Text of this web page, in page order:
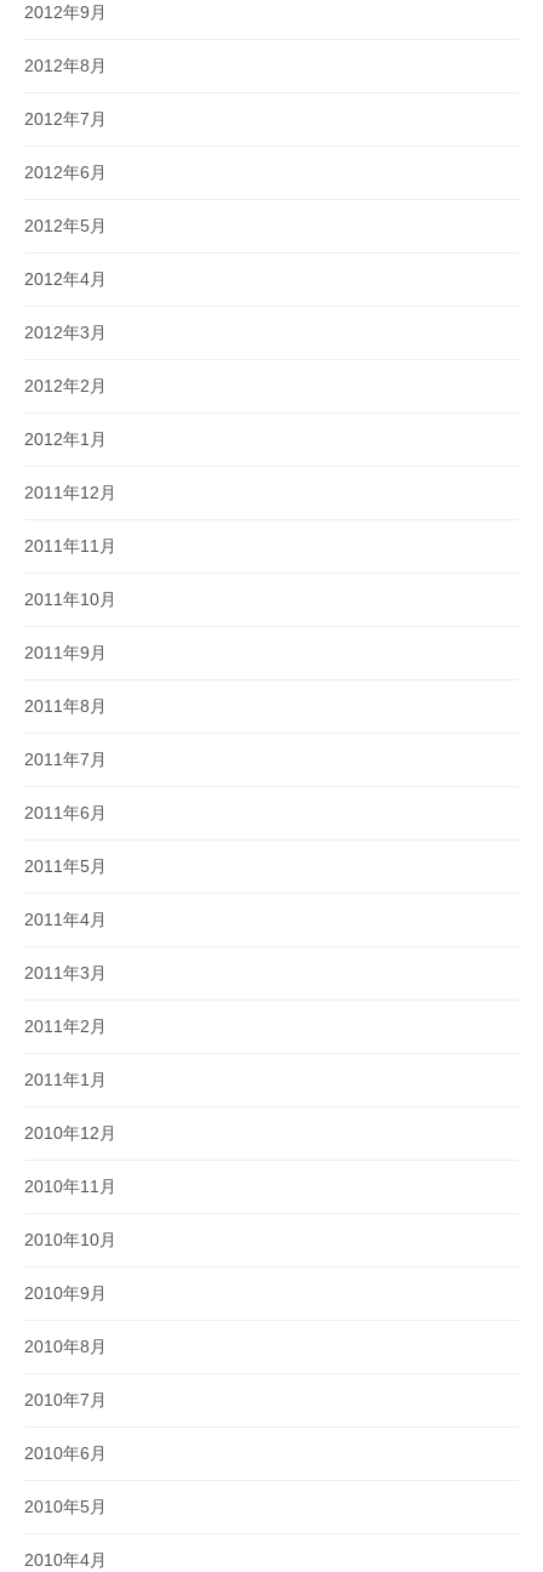
2012年9月
2012年8月
2012年7月
2012年6月
2012年5月
2012年4月
2012年3月
2012年2月
2012年1月
2011年12月
2011年11月
2011年10月
2011年9月
2011年8月
2011年7月
2011年6月
2011年5月
2011年4月
2011年3月
2011年2月
2011年1月
2010年12月
2010年11月
2010年10月
2010年9月
2010年8月
2010年7月
2010年6月
2010年5月
2010年4月